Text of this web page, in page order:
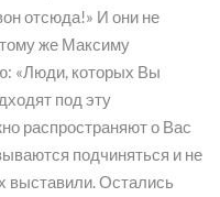
отсюда!» И они не
тому же Максиму
«Люди, которых Вы
под эту
распространяют о Вас
подчиняться и не
выставили. Остались